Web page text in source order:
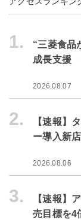
1.
“三菱食
成長支援
2026.08.07
2.
【速報】
ー導入新
2026.08.06
3.
【速報】
売目標を4